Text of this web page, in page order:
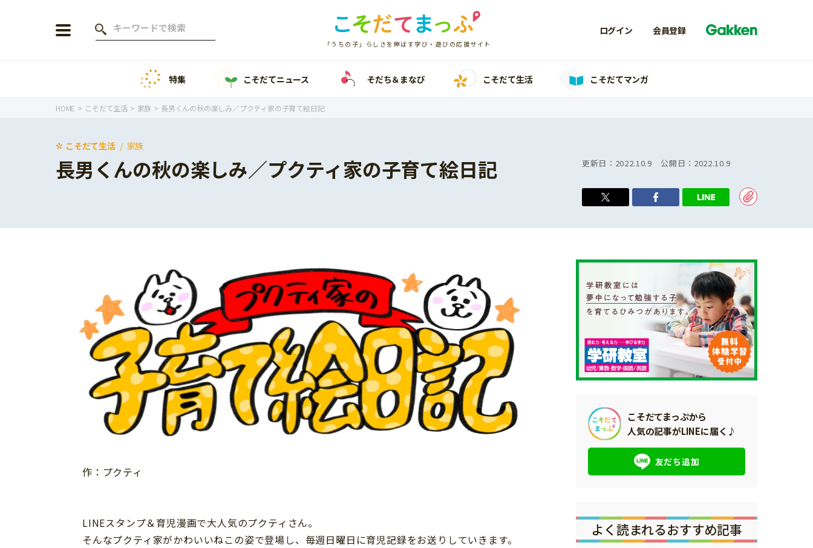
「うちの子」らしさを伸ばす学び・遊びの応援サイト
ログイン 会員登録
年齢から探す
小学4年生
小学6年生
ワーク・ドリル
幼稚園・保育園
科学・プログラミング
絵本・読み聞かせ
こそだて生活
ファッション・美容
行事・イベント
親子でいっしょに
こそだてマンガ
特集 こそだてニュース そだち＆まなび こそだて生活 こそだてマンガ
HOME こそだて生活 家族 長男くんの秋の楽しみ／プクティ家の子育て絵日記
こそだて生活 家族
長男くんの秋の楽しみ／プクティ家の子育て絵日記 更新日： 2022.10.9 公開日： 2022.10.9
作：プクティ
LINEスタンプ＆育児漫画で大人気のプクティさん。
そんなプクティ家がかわいいねこの姿で登場し、毎週日曜日に育児記録をお送りしていきます。
こそだてまっぷから
人気の記事がLINEに届く♪
友だち追加
よく読まれるおすすめ記事